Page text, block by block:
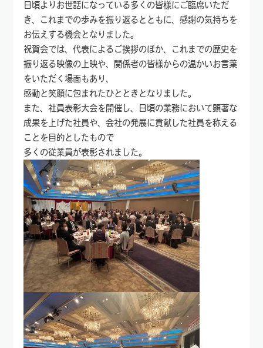
日頃よりお世話になっている多くの皆様にご臨席いただ
き、これまでの歩みを振り返るとともに、感謝の気持ちを
お伝えする機会となりました。
祝賀会では、代表によるご挨拶のほか、これまでの歴史を
振り返る映像の上映や、関係者の皆様からの温かいお言葉
をいただく場面もあり、
感動と笑顔に包まれたひとときとなりました。
また、社員表彰大会を開催し、日頃の業務において顕著な
成果を上げた社員や、会社の発展に貢献した社員を称える
ことを目的としたもので
多くの従業員が表彰されました。